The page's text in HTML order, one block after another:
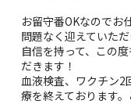
お留守番OKなのでお
問題なく迎えていただ
自信を持って、この
だきます！
血液検査、ワクチン
療を終えております。